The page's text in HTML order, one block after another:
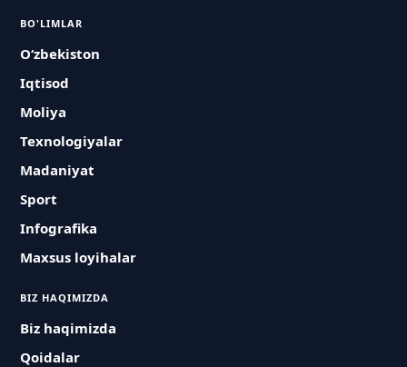
BO'LIMLAR
O‘zbekiston
Iqtisod
Moliya
Texnologiyalar
Madaniyat
Sport
Infografika
Maxsus loyihalar
BIZ HAQIMIZDA
Biz haqimizda
Qoidalar